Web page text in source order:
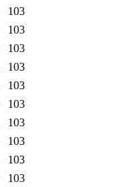
103
103
103
103
103
103
103
103
103
103